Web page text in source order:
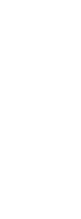
de Sevilla